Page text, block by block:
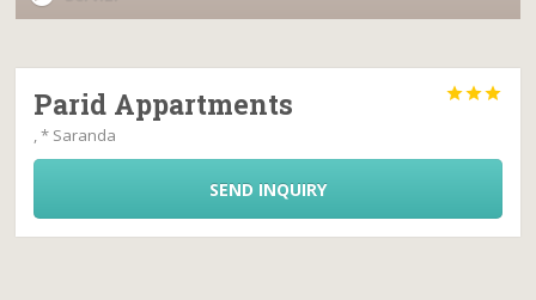
Parid Appartments 
, * Saranda
SEND INQUIRY